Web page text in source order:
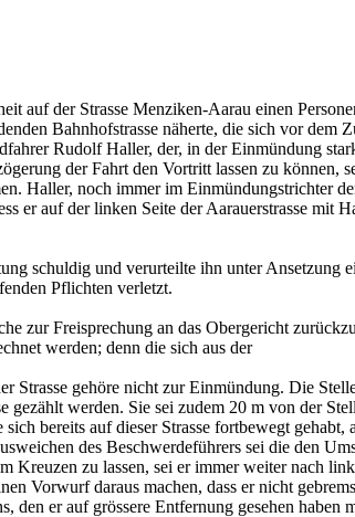
auf der Strasse Menziken-Aarau einen
Bahnhofstrasse näherte, die sich vor dem
Rudolf Haller, der, in der Einmündung
der Fahrt den Vortritt lassen zu
Haller, noch immer im Einmündungstrichter
er auf der linken Seite der Aarauerstrasse mit
schuldig und verurteilte ihn unter Ansetzung
Pflichten verletzt.
zur Freisprechung an das Obergericht
werden; denn die sich aus der
Strasse gehöre nicht zur Einmündung. Die
gezählt werden. Sie sei zudem 20 m von der
bereits auf dieser Strasse fortbewegt
des Beschwerdeführers sei die den
zu lassen, sei er immer weiter nach
Vorwurf daraus machen, dass er nicht
den er auf grössere Entfernung gesehen haben